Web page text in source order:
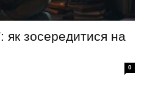
як зосередитися на
0